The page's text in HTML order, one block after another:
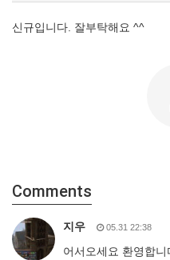
신규입니다. 잘부탁해요 ^^
Comments
지우 05.31 22:38
어서오세요 환영합니